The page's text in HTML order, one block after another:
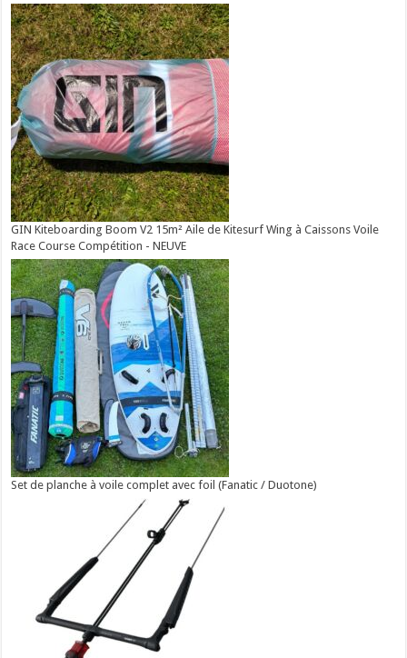
GIN Kiteboarding Boom V2 15m² Aile de Kitesurf Wing à Caissons Voile
Race Course Compétition - NEUVE
Set de planche à voile complet avec foil (Fanatic / Duotone)